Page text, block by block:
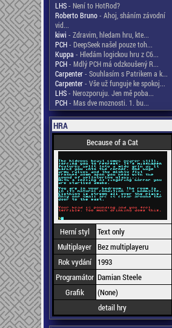
LHS- Není to HotRod?
Roberto Bruno- Ahoj, sháním závodní
vid...
kiwi - Zdravim, hledam hru, kte...
PCH- DeepSeek našel pouze toh...
Kuppa - Hledám logickou hru z C6...
PCH- Mdlý PCH má odzkoušený R...
Carpenter- Souhlasím s Patrikem a k...
Carpenter- Vše už funguje ke spokoj...
LHS- Nerozporuju. Jen mě poba...
PCH- Mas dve moznosti. 1. bu...
HRA
Because of a Cat
Herní styl
Text only
Multiplayer Bez multiplayeru
Rok vydání
1993
Programátor Damian Steele
Grafik
(None)
detail hry